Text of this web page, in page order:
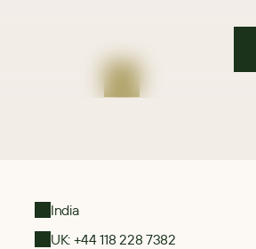
India
UK: +44 118 228 7382